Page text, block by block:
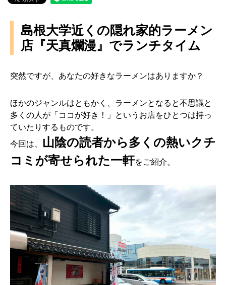
島根大学近くの隠れ家的ラーメン
店『天真爛漫』でランチタイム
突然ですが、あなたの好きなラーメンはありますか？
ほかのジャンルはともかく、ラーメンとなると不思議と
多くの人が「ココが好き！」というお店をひとつは持っ
ていたりするものです。
今回は、 山陰の読者から多くの熱いクチ
コミが寄せられた一軒をご紹介。